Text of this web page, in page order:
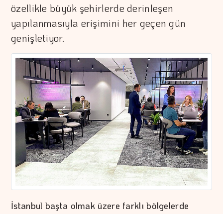
özellikle büyük şehirlerde derinleşen
yapılanmasıyla erişimini her geçen gün
genişletiyor.
İstanbul başta olmak üzere farklı bölgelerde